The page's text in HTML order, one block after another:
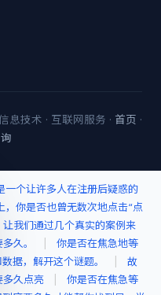
息技术 · 互联网服务 · 首页 ·
一个让许多人在注册后疑惑的
你是否也曾无数次地点击“点
让我们通过几个真实的案例来
久。
你是否在焦急地等
据，解开这个谜题。
故
多久点亮
你是否在焦急等